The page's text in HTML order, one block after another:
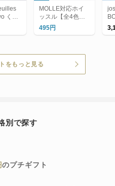
くせ
ポー
MOLLE対応ホイ
ッスル【全4色】/
ミリタリー 笛 防
495円
シ
をもっと見る
別で探す
のプチギフト